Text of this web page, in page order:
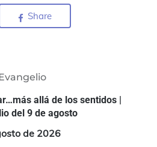
Share
allá de los sentidos |
del 9 de agosto
de 2026